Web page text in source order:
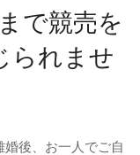
で競売を
られませ
婚後、お一人でご自